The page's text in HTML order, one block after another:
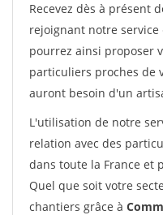
Recevez dès à présent
rejoignant notre service
pourrez ainsi proposer
particuliers proches de
auront besoin d'un
L'utilisation de notre
relation avec des
dans toute la France et
Quel que soit votre
chantiers grâce à